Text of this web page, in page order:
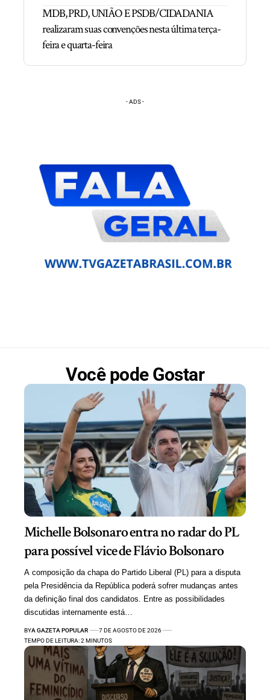
MDB, PRD, UNIÃO E PSDB/CIDADANIA
realizaram suas convenções nesta última terça-
feira e quarta-feira
- ADS -
Você pode Gostar
Michelle Bolsonaro entra no radar do PL
para possível vice de Flávio Bolsonaro
A composição da chapa do Partido Liberal (PL) para a disputa
pela Presidência da República poderá sofrer mudanças antes
da definição final dos candidatos. Entre as possibilidades
discutidas internamente está…
BYA GAZETA POPULAR
7 DE AGOSTO DE 2026
TEMPO DE LEITURA: 2 MINUTOS